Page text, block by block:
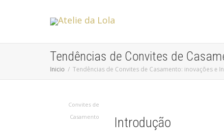
Tendências de Convites de
Inicio Tendências de Convites de Casamento: inovações e
Convites de
Casamento
Introdução